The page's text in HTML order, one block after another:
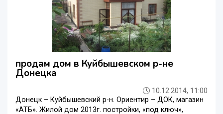
продам дом в Куйбышевском р-не
Донецка
10.12.2014, 11:00
Донецк – Куйбышевский р-н. Ориентир – ДОК, магазин
«АТБ». Жилой дом 2013г. постройки, «под ключ»,